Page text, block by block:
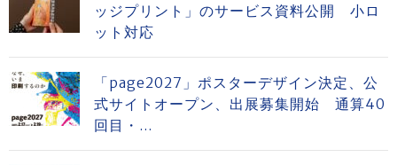
ッジプリント」のサービス資料公開 小ロ
ット対応
「page2027」ポスターデザイン決定、公
式サイトオープン、出展募集開始 通算40
回目・...